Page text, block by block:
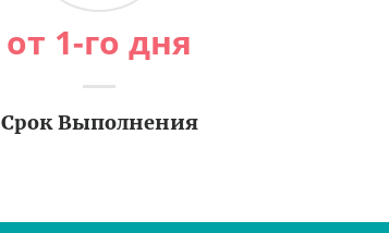
от 1-го дня
Срок Выполнения